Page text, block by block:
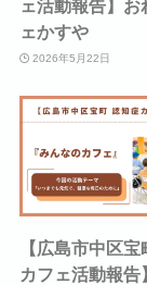
ェ活動報告】お
ェかすや
2026年5月22日
【広島市中区
カフェ活動報告